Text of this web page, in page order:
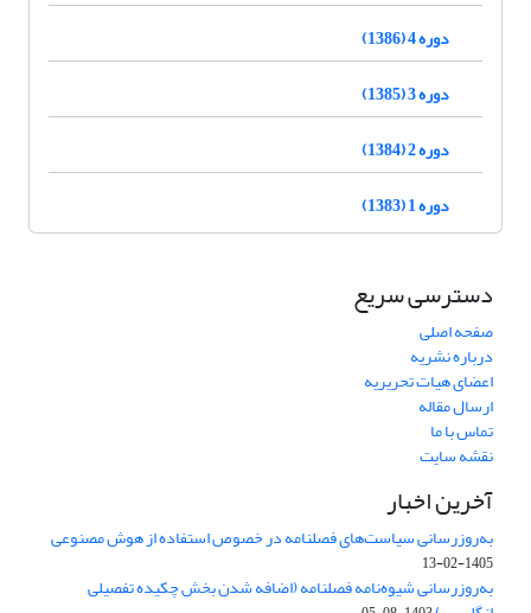
دوره 4 (1386)
دوره 3 (1385)
دوره 2 (1384)
دوره 1 (1383)
دسترسی سریع
صفحه اصلی
درباره نشریه
اعضای هیات تحریریه
ارسال مقاله
تماس با ما
نقشه سایت
آخرین اخبار
به‌روزرسانی سیاست‌های فصلنامه در خصوص استفاده از هوش مصنوعی
1405-02-13
به‌روزرسانی شیوه‌نامه فصلنامه (اضافه شدن بخش چکیده تفصیلی